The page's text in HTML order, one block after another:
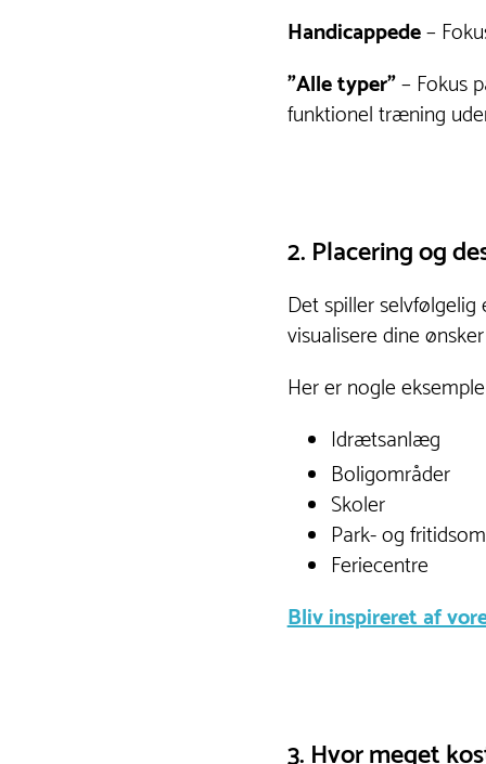
Handicappede–
"Alle typer"– Fokus
funktionel træning
2. Placering og
Det spiller
visualisere dine
Her er nogle
Idrætsanlæg
Boligområder
Skoler
Park- og
Feriecentre
Bliv inspireret af